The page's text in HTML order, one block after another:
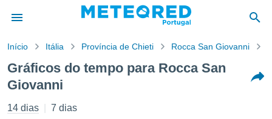
da
por
Início Itália Província de Chieti Rocca San Giovanni
Gráficos do tempo para Rocca San
Giovanni
14 dias 7 dias